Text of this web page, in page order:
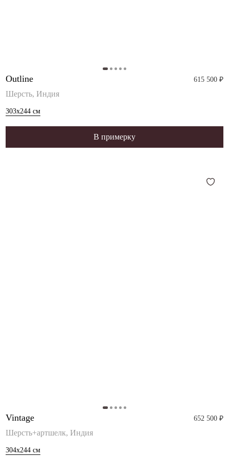
Outline 615 500 ₽
Шерсть, Индия
303x244 см
В примерку
Vintage 652 500 ₽
Шерсть+артшелк, Индия
304x244 см